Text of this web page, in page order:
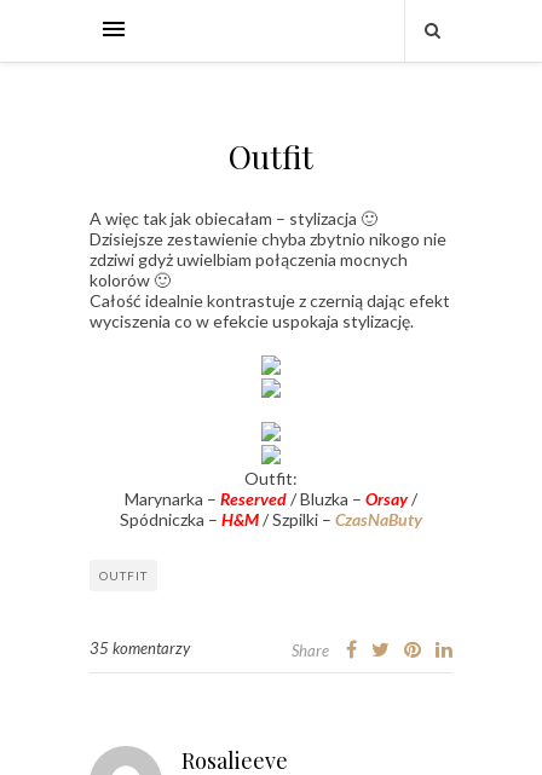
Outfit
A więc tak jak obiecałam – stylizacja 🙂
Dzisiejsze zestawienie chyba zbytnio nikogo nie
zdziwi gdyż uwielbiam połączenia mocnych
kolorów 🙂
Całość idealnie kontrastuje z czernią dając efekt
wyciszenia co w efekcie uspokaja stylizację.
Outfit:
Marynarka – Reserved/ Bluzka – Orsay/
Spódniczka – H&M/ Szpilki – CzasNaButy
OUTFIT
35 komentarzy Share
Rosalieeve